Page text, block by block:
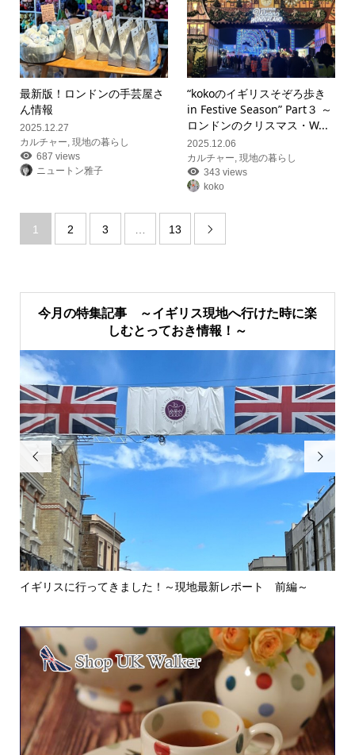
最新版！ロンドンの手芸屋さ
ん情報
2025.12.27
カルチャー, 現地の暮らし
687 views
ニュートン雅子
“kokoのイギリスそぞろ歩き
in Festive Season” Part３ ～
ロンドンのクリスマス・W...
2025.12.06
カルチャー,現地の暮らし
343 views
koko
1 2 3 … 13 
今月の特集記事 ～イギリス現地へ行けた時に楽
しむとっておき情報！～

イギリスに行ってきました！～現地最新レポート 前編～
